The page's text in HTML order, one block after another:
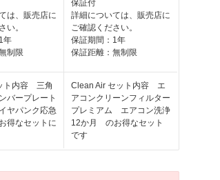
は、販売店に
い。
年
制限
保証付
詳細については、販売店に
ご確認ください。
保証期間：1年
保証距離：無制限
ト内容 三角
バープレート
ヤパンク応急
得なセットに
Clean Air セット内容 エ
アコンクリーンフィルター
プレミアム エアコン洗浄
12か月 のお得なセット
です